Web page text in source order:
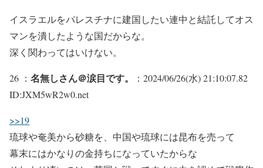
イスラエルをパレスチナに建国したい連中と結託してオス
マンを潰したような国だからな。
深く関わってはいけない。
26 ： 名無しさん＠涙目です。
：2024/06/26(水) 21:10:07.82
ID:JXM5wR2w0.net
>>19
琉球や奄美から砂糖を、中国や琉球には昆布を売って
幕末にはかなりの金持ちになっていたからな